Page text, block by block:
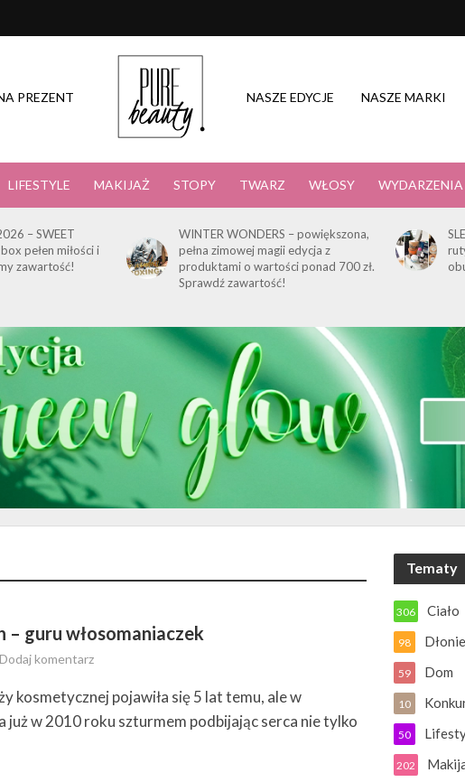
PREZENT NASZE EDYCJE NASZE MARKI
LIFESTYLE MAKIJAŻ STOPY TWARZ WŁOSY WYDARZENIA
– SWEET
pełen miłości i
zawartość!
WINTER WONDERS – powiększona,
pełna zimowej magii edycja z
produktami o wartości ponad 700 zł.
Sprawdź zawartość!
– guru włosomaniaczek
Dodaj komentarz
kosmetycznej pojawiła się 5 lat temu, ale w
już w 2010 roku szturmem podbijając serca nie tylko
Tematy
Ciało
306
Dłonie
98
Dom
59
10
50
202